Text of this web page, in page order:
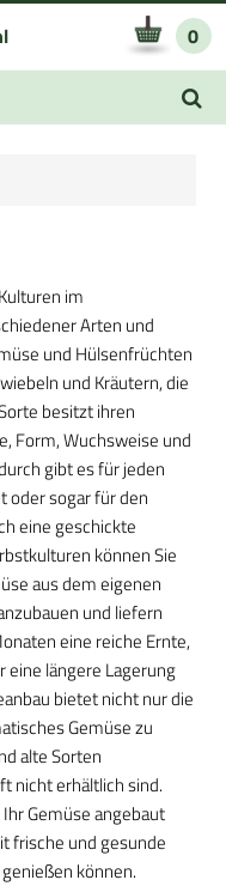
0
im
Arten und
und Hülsenfrüchten
und Kräutern, die
besitzt ihren
Form, Wuchsweise und
gibt es für jeden
oder sogar für den
eine geschickte
können Sie
aus dem eigenen
und liefern
eine reiche Ernte,
längere Lagerung
bietet nicht nur die
Gemüse zu
alte Sorten
nicht erhältlich sind.
Gemüse angebaut
frische und gesunde
können.